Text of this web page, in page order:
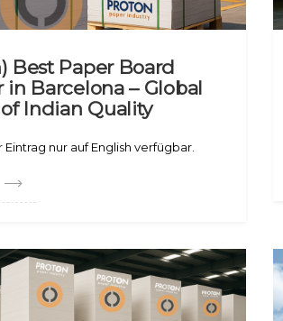
Best Paper Board
in Barcelona – Global
Indian Quality
nur auf English verfügbar.